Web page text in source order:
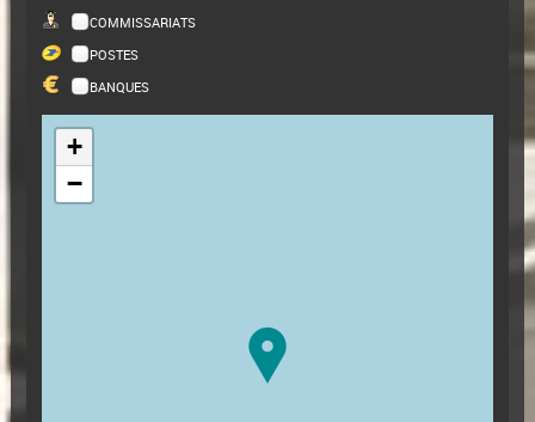
COMMISSARIATS
POSTES
BANQUES
+
−